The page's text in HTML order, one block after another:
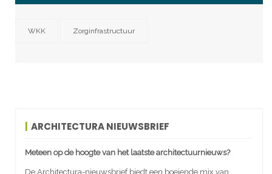
WKK Zorginfrastructuur
ARCHITECTURA NIEUWSBRIEF
Meteen op de hoogte van het laatste architectuurnieuws?
De Architectura-nieuwsbrief biedt een boeiende mix van